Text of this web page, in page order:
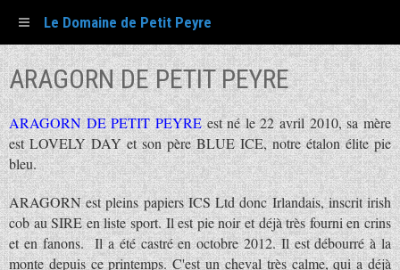
Le Domaine de Petit Peyre
ARAGORN DE PETIT PEYRE
ARAGORN DE PETIT PEYREest né le 22 avril 2010, sa mère
est LOVELY DAY et son père BLUE ICE, notre étalon élite pie
bleu.
ARAGORN est pleins papiers ICS Ltd donc Irlandais, inscrit irish
cob au SIRE en liste sport. Il est pie noir et déjà très fourni en crins
et en fanons. Il a été castré en octobre 2012. Il est débourré à la
monte depuis ce printemps. C'est un cheval très calme, qui a déjà